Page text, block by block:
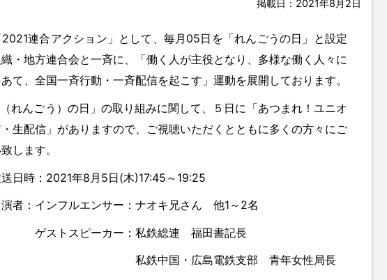
掲載日：2021年8月2日
連合アクション」として、毎月05日を「れんごうの日」と設定
・地方連合会と一斉に、「働く人が主役となり、多様な働く人々に
て、全国一斉行動・一斉配信を起こす」運動を展開しております。
れんごう）の日」の取り組みに関して、５日に「あつまれ！ユニオ
生配信」がありますので、ご視聴いただくとともに多くの方々にご
します。
日時：2021年8月5日(木)17:45～19:25
者：インフルエンサー：ナオキ兄さん 他1～2名
ピーカー：私鉄総連 福田書記長
国・広島電鉄支部 青年女性局長